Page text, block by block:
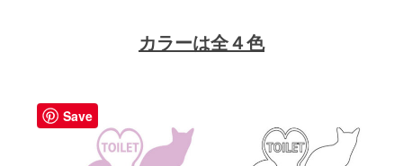
カラーは全４色
Save